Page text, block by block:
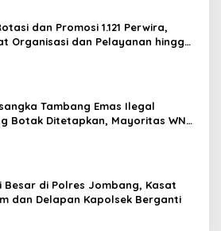
dan Promosi 1.121 Perwira,
Organisasi dan Pelayanan hingga
Tambang Emas Ilegal
Botak Ditetapkan, Mayoritas WN
Besar di Polres Jombang, Kasat
dan Delapan Kapolsek Berganti